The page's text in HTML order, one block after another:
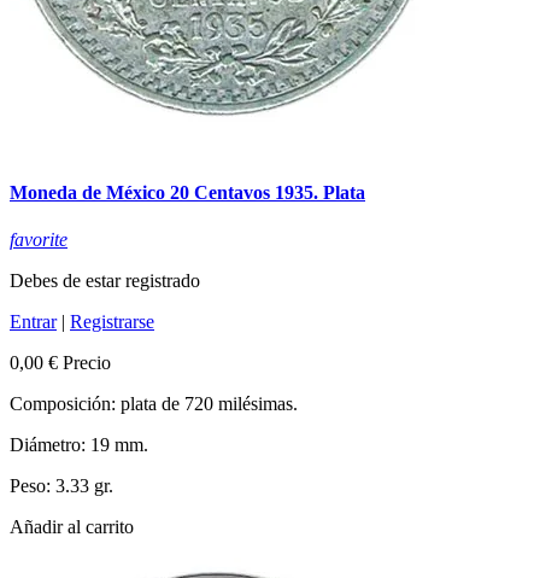
Moneda de México 20 Centavos 1935. Plata
favorite
Debes de estar registrado
Entrar| Registrarse
0,00 € Precio
Composición: plata de 720 milésimas.
Diámetro: 19 mm.
Peso: 3.33 gr.
Añadir al carrito